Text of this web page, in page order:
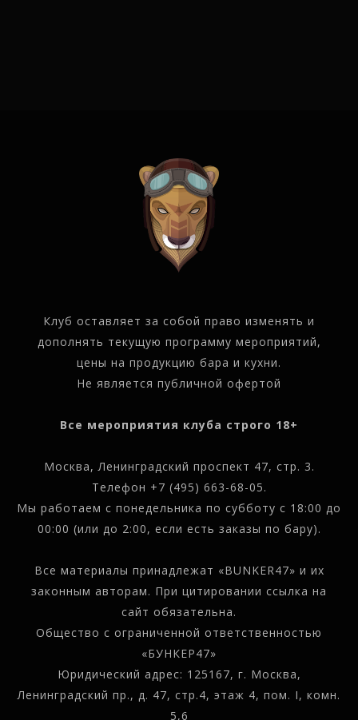
Клуб оставляет за собой право изменять и
дополнять текущую программу мероприятий,
цены на продукцию бара и кухни.
Не является публичной офертой
Все мероприятия клуба строго 18+
Москва, Ленинградский проспект 47, стр. 3.
Телефон +7 (495) 663-68-05.
Мы работаем с понедельника по субботу с 18:00 до
00:00 (или до 2:00, если есть заказы по бару).
Все материалы принадлежат «BUNKER47» и их
законным авторам. При цитировании ссылка на
сайт обязательна.
Общество с ограниченной ответственностью
«БУНКЕР47»
Юридический адрес: 125167, г. Москва,
Ленинградский пр., д. 47, стр.4, этаж 4, пом. I, комн.
5,6